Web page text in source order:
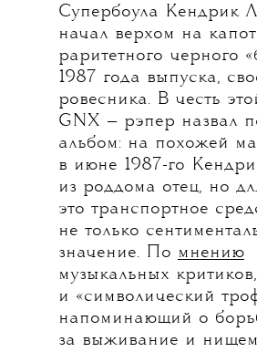
Супербоула Кендрик
начал верхом на
раритетного черного
1987 года выпуска,
ровесника. В честь
GNX — рэпер назвал
альбом: на похожей
в июне 1987-го
из роддома отец, но
это транспортное
не только
значение. По мнению
музыкальных
и «символический
напоминающий о
за выживание и